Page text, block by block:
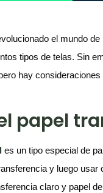
el mundo
tipos de telas. Sin
hay
papel
es un tipo especial de
y luego
claro y papel